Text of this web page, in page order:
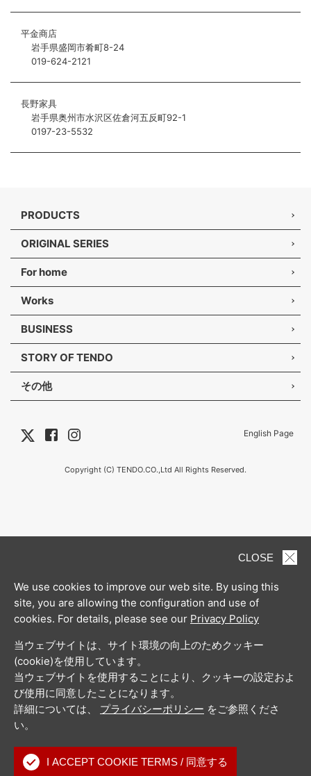
平金商店
岩手県盛岡市肴町8-24
019-624-2121
長野家具
岩手県奥州市水沢区佐倉河五反町92-1
0197-23-5532
PRODUCTS
ORIGINAL SERIES
For home
Works
BUSINESS
STORY OF TENDO
その他
English Page
Copyright (C) TENDO.CO.,Ltd All Rights Reserved.
CLOSE
We use cookies to improve our web site. By using this
site, you are allowing the configuration and use of
cookies. For details, please see our Privacy Policy
当ウェブサイトは、サイト環境の向上のためクッキー
(cookie)を使用しています。
当ウェブサイトを使用することにより、クッキーの設定およ
び使用に同意したことになります。
詳細については、 プライバシーポリシー をご参照くださ
い。
I ACCEPT COOKIE TERMS / 同意する